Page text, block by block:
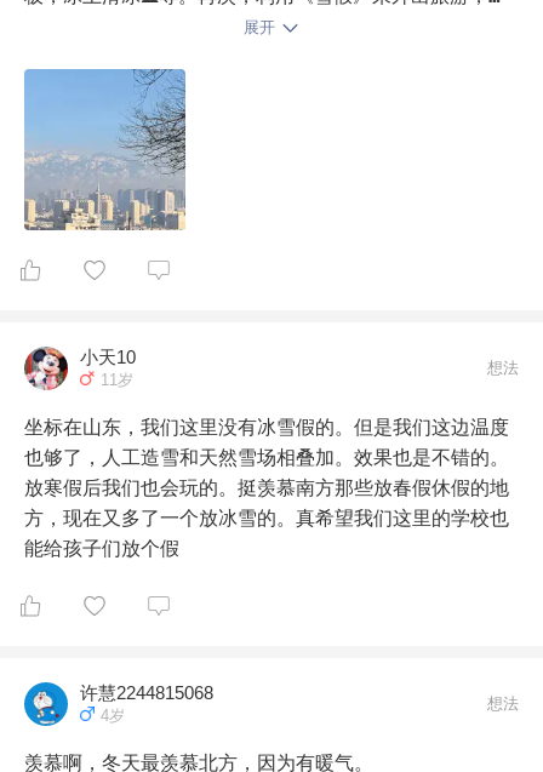
方面可以实现错开寒暑假的高峰，另一方面可以跟家人旅
不少外出的、周围游、亲子游等项目。家长没时间，可以
找机构来实现。总之，很赞成。
展开
小天10
11岁
想法
坐标在山东，我们这里没有冰雪假的。但是我们这边温度
也够了，人工造雪和天然雪场相叠加。效果也是不错的。
放寒假后我们也会玩的。挺羡慕南方那些放春假休假的地
方，现在又多了一个放冰雪的。真希望我们这里的学校也
能给孩子们放个假
许慧2244815068
4岁
想法
羡慕啊，冬天最羡慕北方，因为有暖气。